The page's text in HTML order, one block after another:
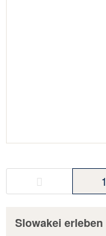
1
Slowakei erleben